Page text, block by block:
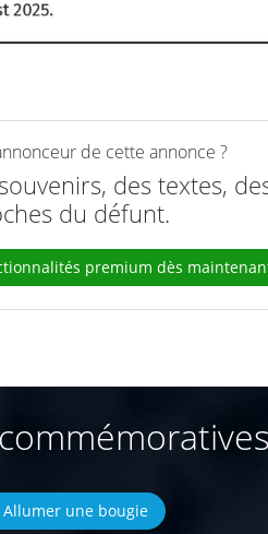
de cette annonce ?
des textes,
du défunt.
premium dès
Allumer une bougie